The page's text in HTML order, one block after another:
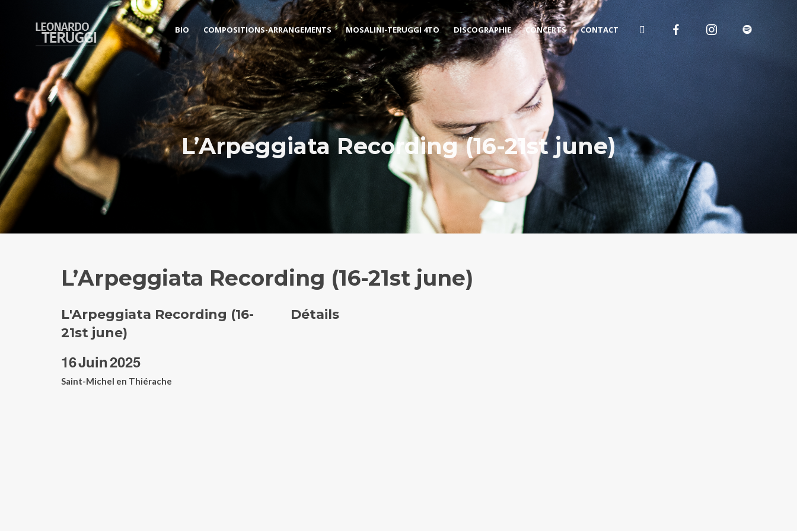
BIO COMPOSITIONS-ARRANGEMENTS MOSALINI-TERUGGI 4TO DISCOGRAPHIE CONCERTS CONTACT
L’Arpeggiata Recording (16-21st june)
L’Arpeggiata Recording (16-21st june)
L'Arpeggiata Recording (16-
21st june)
16Juin2025
Saint-Michel en Thiérache
Détails